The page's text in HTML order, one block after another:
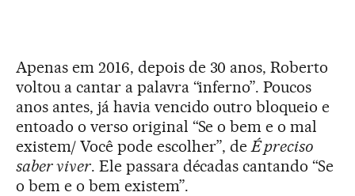
Apenas em 2016, depois de 30 anos, Roberto
voltou a cantar a palavra “inferno”. Poucos
anos antes, já havia vencido outro bloqueio e
entoado o verso original “Se o bem e o mal
existem/ Você pode escolher”, de É preciso
saber viver. Ele passara décadas cantando “Se
o bem e o bem existem”.